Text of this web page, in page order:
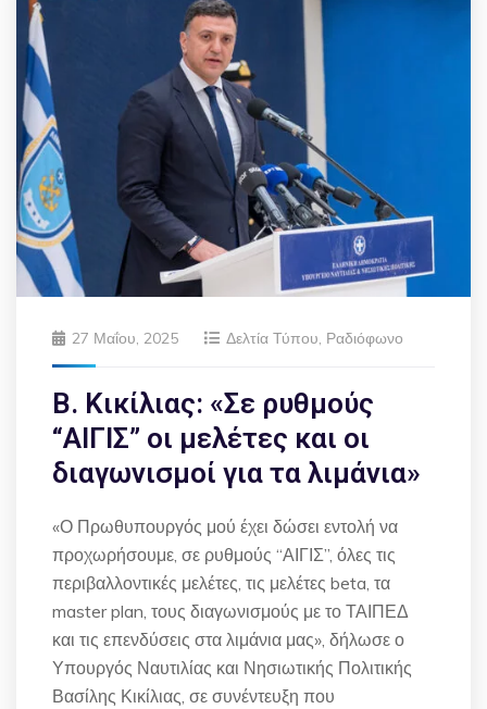
27 Μαΐου, 2025 Δελτία Τύπου, Ραδιόφωνο
Β. Κικίλιας: «Σε ρυθμούς
“ΑΙΓΙΣ” οι μελέτες και οι
διαγωνισμοί για τα λιμάνια»
«Ο Πρωθυπουργός μού έχει δώσει εντολή να
προχωρήσουμε, σε ρυθμούς “ΑΙΓΙΣ”, όλες τις
περιβαλλοντικές μελέτες, τις μελέτες beta, τα
master plan, τους διαγωνισμούς με το ΤΑΙΠΕΔ
και τις επενδύσεις στα λιμάνια μας», δήλωσε ο
Υπουργός Ναυτιλίας και Νησιωτικής Πολιτικής
Βασίλης Κικίλιας, σε συνέντευξη που